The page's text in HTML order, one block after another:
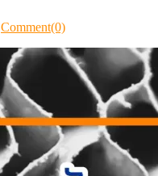
Comment(0)